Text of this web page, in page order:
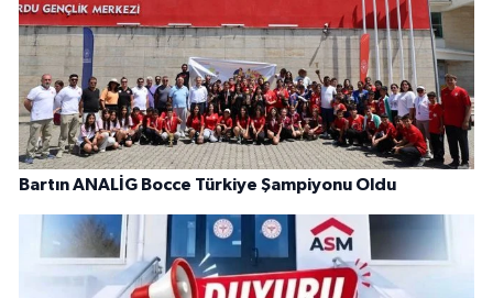
Bartın ANALİG Bocce Türkiye Şampiyonu Oldu